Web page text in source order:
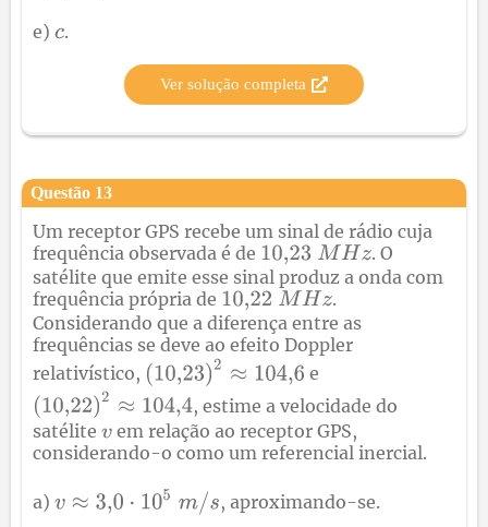
e) .
Ver solução completa
Questão 13
Um receptor GPS recebe um sinal de rádio cuja
frequência observada é de
. O
satélite que emite esse sinal produz a onda com
frequência própria de
.
Considerando que a diferença entre as
frequências se deve ao efeito Doppler
relativístico,
e
, estime a velocidade do
satélite
em relação ao receptor GPS,
considerando-o como um referencial inercial.
a) , aproximando-se.